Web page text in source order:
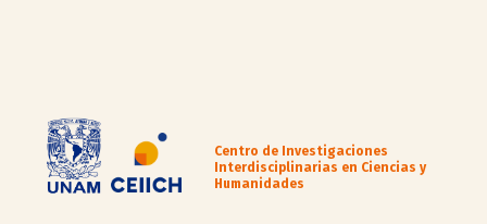
Centro de Investigaciones
Interdisciplinarias en Ciencias y
Humanidades